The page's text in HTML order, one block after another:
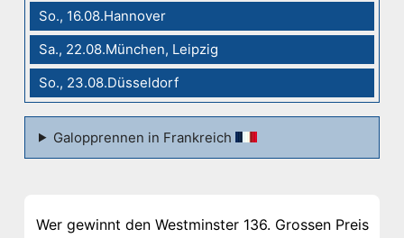
So., 16.08.Hannover
Sa., 22.08.München, Leipzig
So., 23.08.Düsseldorf
Galopprennen in Frankreich
Wer gewinnt den Westminster 136. Grossen Preis